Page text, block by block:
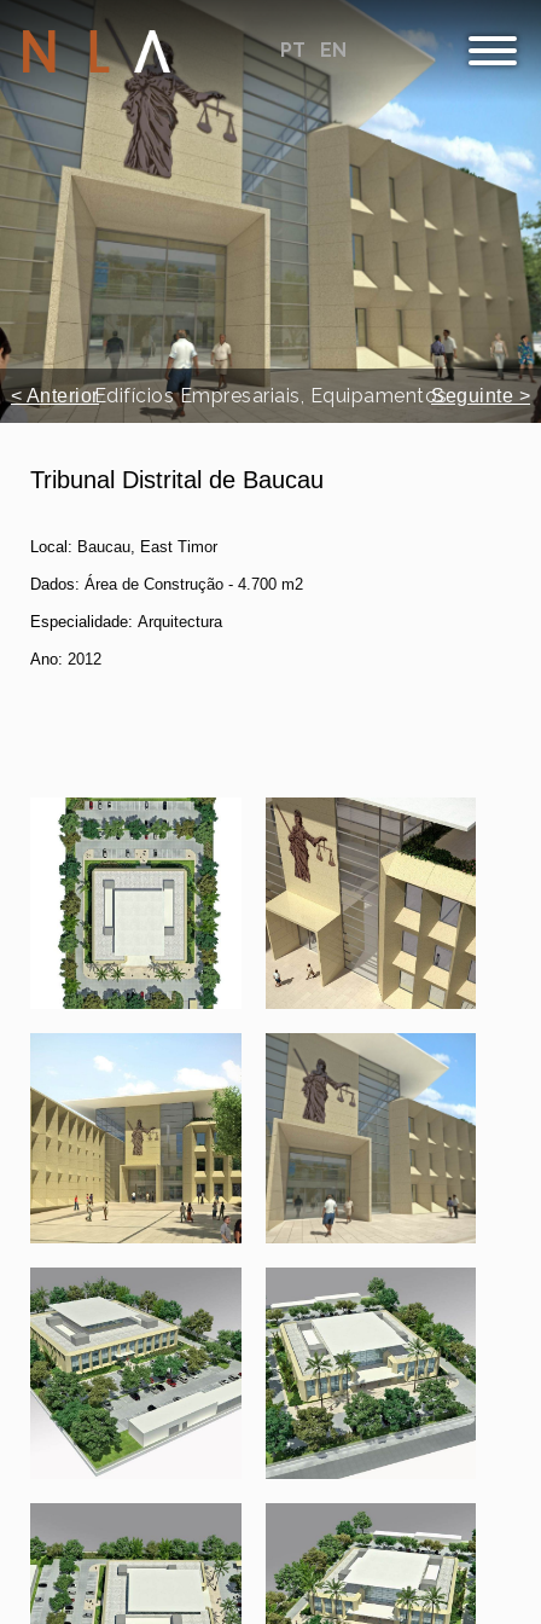
PT EN
< Anterior Seguinte >
Edifícios Empresariais, Equipamentos
Tribunal Distrital de Baucau
Local: Baucau, East Timor
Dados: Área de Construção - 4.700 m2
Especialidade: Arquitectura
Ano: 2012